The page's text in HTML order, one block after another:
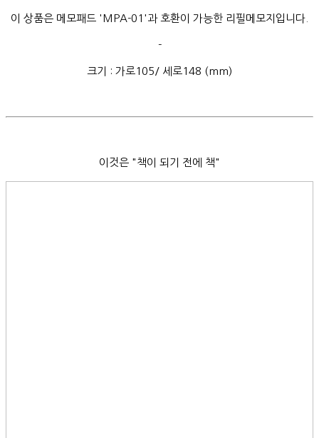
이 상품은 메모패드 'MPA-01'과 호환이 가능한 리필메모지입니다.
-
크기 : 가로105/ 세로148 (mm)
이것은 "책이 되기 전에 책"